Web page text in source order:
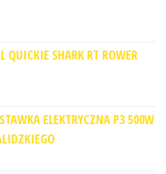
QUICKIE SHARK RT ROWER
ELEKTRYCZNA P3 500W